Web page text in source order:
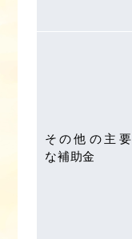
その他の主要
な補助金